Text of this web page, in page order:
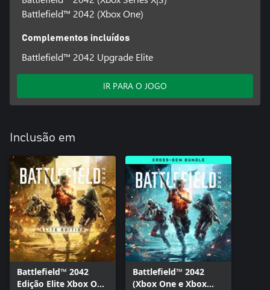
Battlefield™ 2042 (Xbox One)
Complementos incluídos
Battlefield™ 2042 Upgrade Elite
IR PARA O JOGO
Inclusão em
Battlefield™ 2042
Edição Elite Xbox One
Battlefield™ 2042
(Xbox One e Xbox